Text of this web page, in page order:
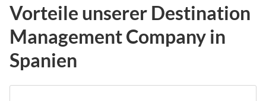
Vorteile unserer Destination
Management Company in
Spanien